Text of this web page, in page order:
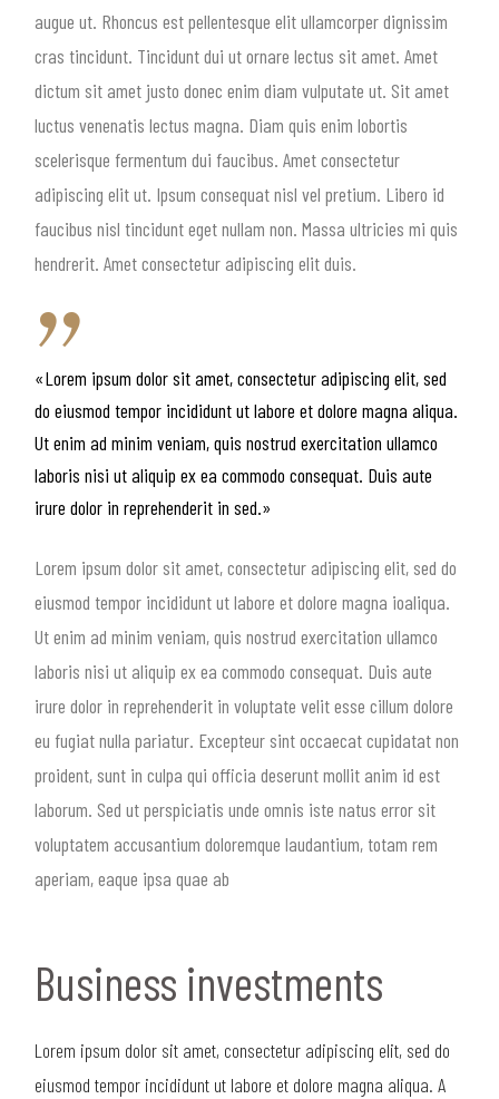
augue ut. Rhoncus est pellentesque elit ullamcorper dignissim
cras tincidunt. Tincidunt dui ut ornare lectus sit amet. Amet
dictum sit amet justo donec enim diam vulputate ut. Sit amet
luctus venenatis lectus magna. Diam quis enim lobortis
scelerisque fermentum dui faucibus. Amet consectetur
adipiscing elit ut. Ipsum consequat nisl vel pretium. Libero id
faucibus nisl tincidunt eget nullam non. Massa ultricies mi quis
hendrerit. Amet consectetur adipiscing elit duis.
«Lorem ipsum dolor sit amet, consectetur adipiscing elit, sed
do eiusmod tempor incididunt ut labore et dolore magna aliqua.
Ut enim ad minim veniam, quis nostrud exercitation ullamco
laboris nisi ut aliquip ex ea commodo consequat. Duis aute
irure dolor in reprehenderit in sed.»
Lorem ipsum dolor sit amet, consectetur adipiscing elit, sed do
eiusmod tempor incididunt ut labore et dolore magna ioaliqua.
Ut enim ad minim veniam, quis nostrud exercitation ullamco
laboris nisi ut aliquip ex ea commodo consequat. Duis aute
irure dolor in reprehenderit in voluptate velit esse cillum dolore
eu fugiat nulla pariatur. Excepteur sint occaecat cupidatat non
proident, sunt in culpa qui officia deserunt mollit anim id est
laborum. Sed ut perspiciatis unde omnis iste natus error sit
voluptatem accusantium doloremque laudantium, totam rem
aperiam, eaque ipsa quae ab
Business investments
Lorem ipsum dolor sit amet, consectetur adipiscing elit, sed do
eiusmod tempor incididunt ut labore et dolore magna aliqua. A